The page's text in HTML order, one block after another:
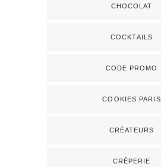
CHOCOLAT
COCKTAILS
CODE PROMO
COOKIES PARIS
CRÉATEURS
CRÊPERIE